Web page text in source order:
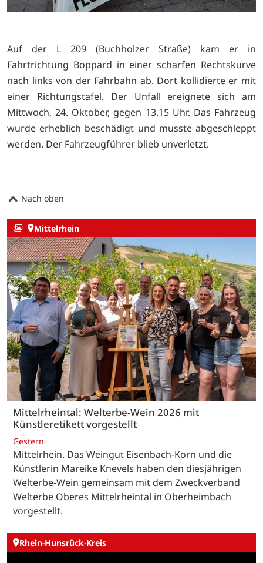
Auf der L 209 (Buchholzer Straße) kam er in
Fahrtrichtung Boppard in einer scharfen Rechtskurve
nach links von der Fahrbahn ab. Dort kollidierte er mit
einer Richtungstafel. Der Unfall ereignete sich am
Mittwoch, 24. Oktober, gegen 13.15 Uhr. Das Fahrzeug
wurde erheblich beschädigt und musste abgeschleppt
werden. Der Fahrzeugführer blieb unverletzt.
Nach oben
Mittelrhein
Mittelrheintal: Welterbe-Wein 2026 mit
Künstleretikett vorgestellt
Gestern
Mittelrhein. Das Weingut Eisenbach-Korn und die
Künstlerin Mareike Knevels haben den diesjährigen
Welterbe-Wein gemeinsam mit dem Zweckverband
Welterbe Oberes Mittelrheintal in Oberheimbach
vorgestellt.
Rhein-Hunsrück-Kreis